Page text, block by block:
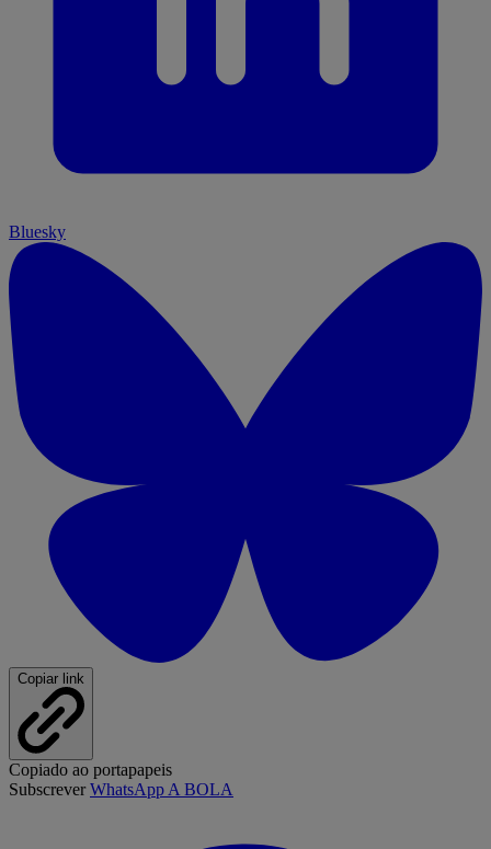
Bluesky
Copiar link
Copiado ao portapapeis
SubscreverWhatsApp A BOLA